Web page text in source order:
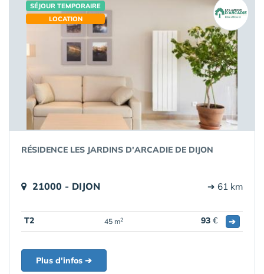
SÉJOUR TEMPORAIRE
LOCATION
RÉSIDENCE LES JARDINS D'ARCADIE DE DIJON
21000 - DIJON ➔ 61 km
T2 45 m2 93 € ➔
Plus d'infos ➔